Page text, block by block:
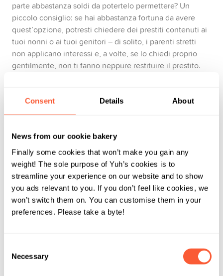
Consent Details About
News from our cookie bakery
Finally some cookies that won’t make you gain any
weight! The sole purpose of Yuh’s cookies is to
streamline your experience on our website and to show
you ads relevant to you. If you don’t feel like cookies, we
won’t switch them on. You can customise them in your
preferences. Please take a byte!
Selection
Necessary
parte abbastanza soldi da potertelo permettere? Un
piccolo consiglio: se hai abbastanza fortuna da avere
quest’opzione, potresti chiedere dei prestiti contenuti ai
tuoi nonni o ai tuoi genitori – di solito, i parenti stretti
non applicano interessi e, a volte, se lo chiedi proprio
gentilmente, non ti fanno neppure restituire il prestito.
comunque tenere a mente che è importante e sensato
dare un ordine di priorità alle tue spese. Ricorda,
soprattutto, che sei un organismo che trasforma la
materia in energia – che cosa significa questo? Che il
cibo dovrebbe essere in cima alla lista delle tue priorità!
Gli inverni, in Svizzera, sono relativamente freddi, e il
campeggio non è una soluzione praticabile neppure in
I tappeti volanti esistono soltanto nelle favole, e se